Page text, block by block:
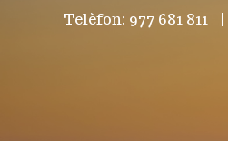
Telèfon: 977 681 811